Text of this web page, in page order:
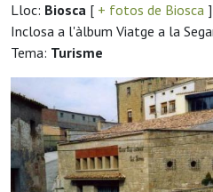
Lloc: Biosca [ + fotos de Biosca ]
Inclosa a l'àlbum Viatge a la
Tema: Turisme